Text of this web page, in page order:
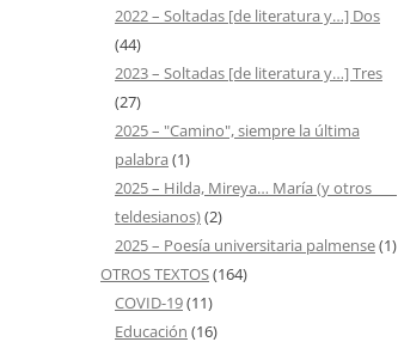
2022 – Soltadas [de literatura y…] Dos
(44)
2023 – Soltadas [de literatura y…] Tres
(27)
2025 – "Camino", siempre la última
palabra (1)
2025 – Hilda, Mireya… María (y otros ___
teldesianos)(2)
2025 – Poesía universitaria palmense(1)
OTROS TEXTOS(164)
COVID-19(11)
Educación (16)